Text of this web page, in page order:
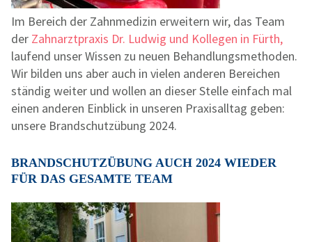
Im Bereich der Zahnmedizin erweitern wir, das Team
der Zahnarztpraxis Dr. Ludwig und Kollegen in Fürth,
laufend unser Wissen zu neuen Behandlungsmethoden.
Wir bilden uns aber auch in vielen anderen Bereichen
ständig weiter und wollen an dieser Stelle einfach mal
einen anderen Einblick in unseren Praxisalltag geben:
unsere Brandschutzübung 2024.
BRANDSCHUTZÜBUNG AUCH 2024 WIEDER
FÜR DAS GESAMTE TEAM